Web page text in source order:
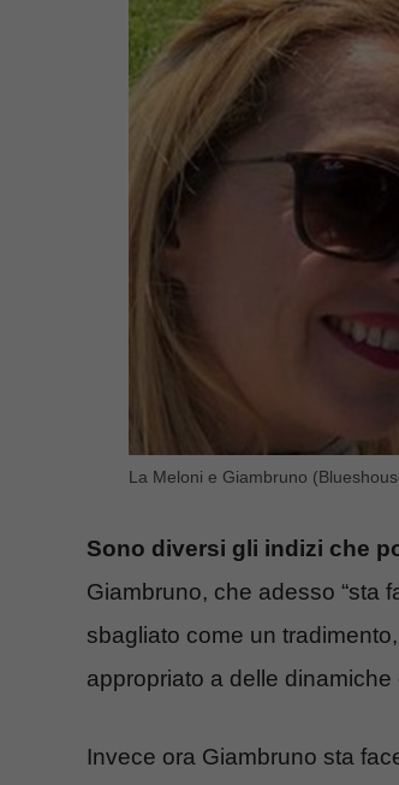
La Meloni e Giambruno
Sono diversi gli indizi che
Giambruno, che adesso “sta
sbagliato come un
appropriato a delle dinamiche
Invece ora Giambruno sta